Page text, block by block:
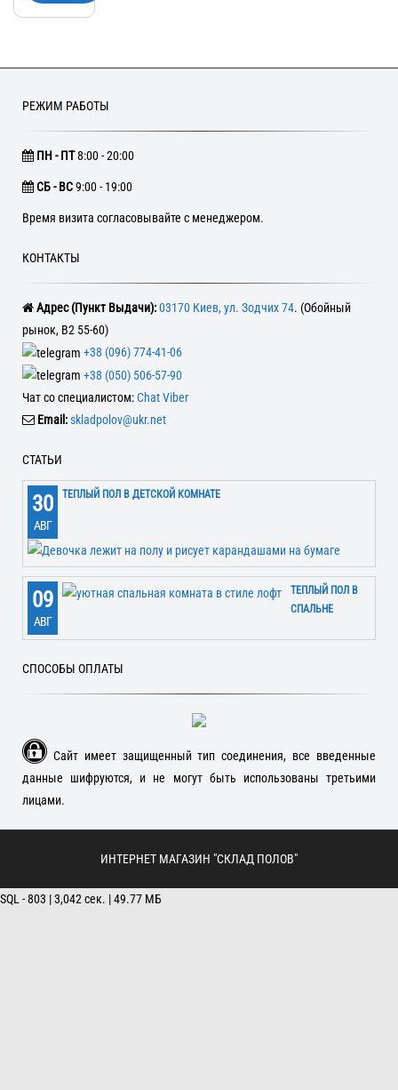
РЕЖИМ РАБОТЫ
ПН - ПТ8:00 - 20:00
CБ - ВС9:00 - 19:00
Время визита согласовывайте с менеджером.
КОНТАКТЫ
Адрес (Пункт Выдачи):03170 Киев, ул. Зодчих 74. (Обойный
рынок, В2 55-60)
+38 (096) 774-41-06
+38 (050) 506-57-90
Чат со специалистом:Chat Viber
Email:skladpolov@ukr.net
СТАТЬИ
30
АВГ
ТЕПЛЫЙ ПОЛ В ДЕТСКОЙ КОМНАТЕ
09
АВГ
ТЕПЛЫЙ ПОЛ В
СПАЛЬНЕ
СПОСОБЫ ОПЛАТЫ
Сайт имеет защищенный тип соединения, все введенные
данные шифруются, и не могут быть использованы третьими
лицами.
ИНТЕРНЕТ МАГАЗИН "СКЛАД ПОЛОВ"
SQL - 803 | 3,042 сек. | 49.77 МБ